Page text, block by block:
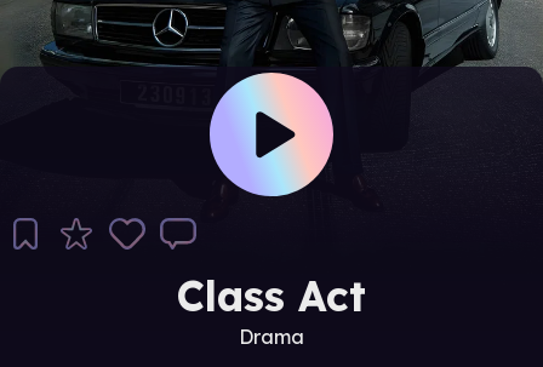
Class Act
Drama